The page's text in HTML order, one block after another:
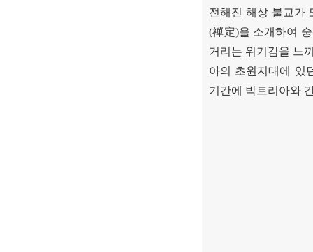
전해진 해상 불교가
(禪定)을 소개하여
거리는 위기감을 느
아의 초원지대에 있
기간에 박트리아와